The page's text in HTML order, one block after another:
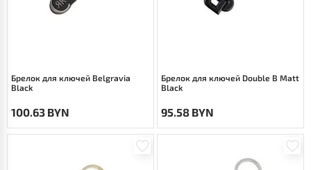
Брелок для ключей Belgravia
Black
100.63 BYN
Брелок для ключей Double B Matt
Black
95.58 BYN